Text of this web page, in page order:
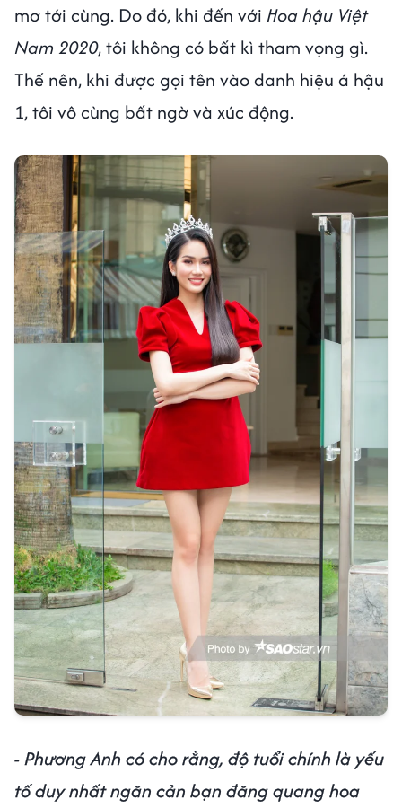
mơ tới cùng. Do đó, khi đến với Hoa hậu Việt
Nam 2020, tôi không có bất kì tham vọng gì.
Thế nên, khi được gọi tên vào danh hiệu á hậu
1, tôi vô cùng bất ngờ và xúc động.
- Phương Anh có cho rằng, độ tuổi chính là yếu
tố duy nhất ngăn cản bạn đăng quang hoa